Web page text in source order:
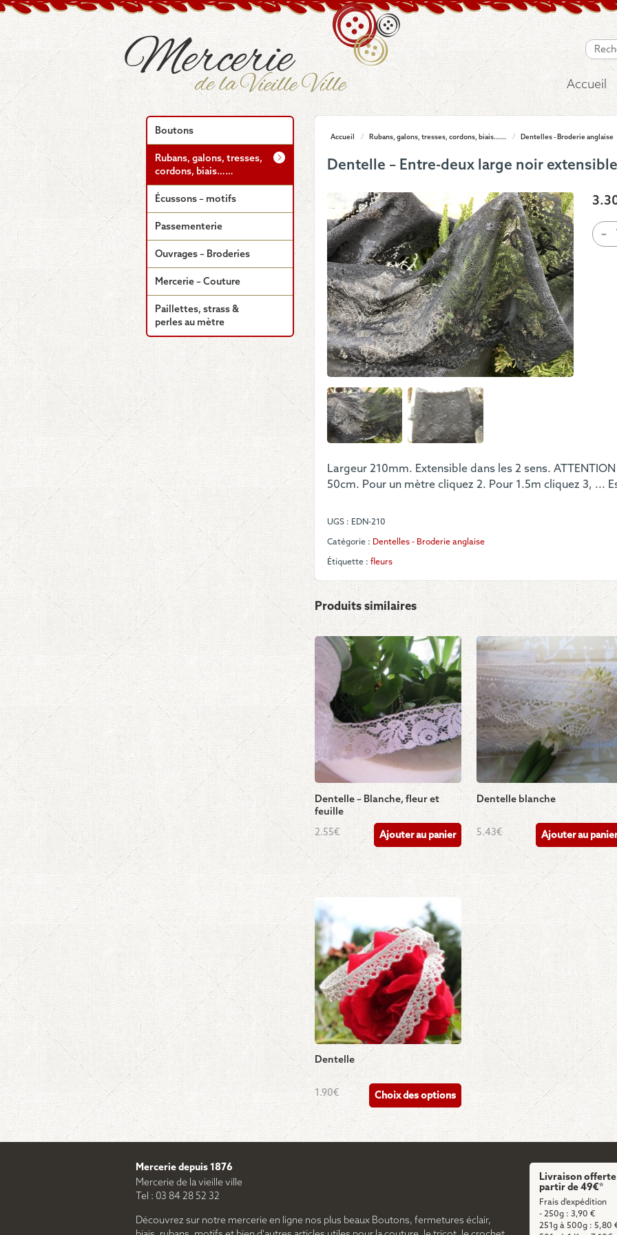
Accueil
Accueil / Rubans, galons, tresses, cordons, biais...... / Dentelles - Broderie anglaise
Dentelle – Entre-deux large noir
-
de
Largeur 210mm. Extensible dans les 2 sens. ATTENTION
50cm. Pour un mètre cliquez 2. Pour 1.5m cliquez 3, ...
UGS : EDN-210
Catégorie : Dentelles - Broderie anglaise
Étiquette : fleurs
Produits similaires
Dentelle – Blanche, fleur et
feuille
2.55€ Ajouter au panier
Dentelle blanche
5.43€ Ajouter au panier
Dentelle
1.90€ Choix des options
Ce
produit
a
plusieurs
être
Boutons
Rubans, galons, tresses,
cordons, biais……
Écussons – motifs
Passementerie
Ouvrages – Broderies
Mercerie – Couture
Paillettes, strass &
perles au mètre
Mercerie depuis 1876
Mercerie de la vieille ville
Tel : 03 84 28 52 32
Découvrez sur notre mercerie en ligne nos plus beaux Boutons, fermetures éclair,
Livraison offerte
partir de 49€*
Frais d'expédition
- 250g : 3,90 €
251g à 500g : 5,80